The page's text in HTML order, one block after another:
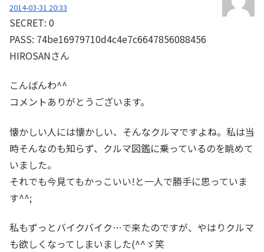
2014-03-31 20:33
SECRET: 0
PASS: 74be16979710d4c4e7c6647856088456
HIROSANさん
こんばんわ^^
コメントありがとうございます。
懐かしい人には懐かしい、そんなクルマですよね。私は当
時そんなのも知らず、クルマ図鑑に乗っているのを眺めて
いました。
それでも今見てもかっこいい!と一人で勝手に思っていま
す^^;
私もずっとバイクバイク…で来たのですが、やはりクルマ
も欲しくなってしまいました(^^ゞ笑